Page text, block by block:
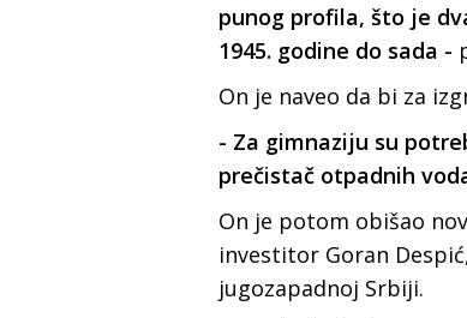
punog profila, što je
1945. godine do sada -
On je naveo da bi za
- Za gimnaziju su
prečistač otpadnih
On je potom obišao
investitor Goran
jugozapadnoj Srbiji.